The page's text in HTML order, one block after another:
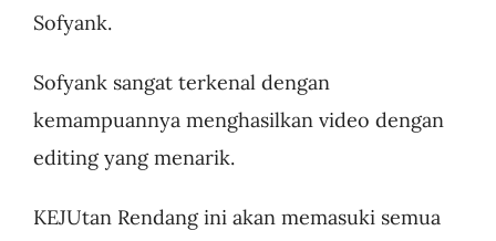
Sofyank.
Sofyank sangat terkenal dengan
kemampuannya menghasilkan video dengan
editing yang menarik.
KEJUtan Rendang ini akan memasuki semua